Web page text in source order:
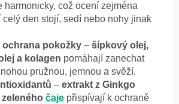
harmonicky, což ocení zejména
celý den stojí, sedí nebo nohy jinak
ochrana pokožky – šípkový olej,
a kolagen pomáhají zanechat
pružnou, jemnou a svěží.
– extrakt z Ginkgo
zeleného čaje přispívají k ochraně